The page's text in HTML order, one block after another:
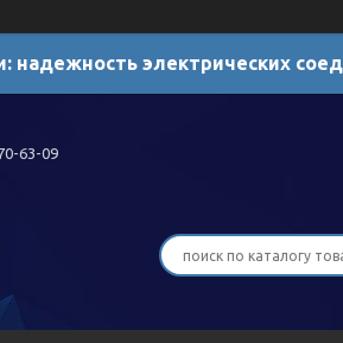
надежность электрических
63-09